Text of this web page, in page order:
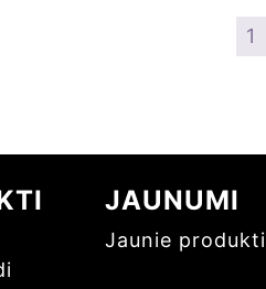
1
JAUNUMI
Jaunie produkti